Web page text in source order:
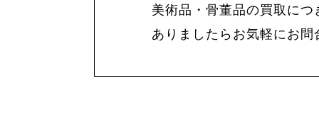
美術品・骨董品の買取に
ありましたらお気軽にお